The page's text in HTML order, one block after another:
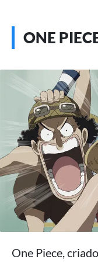
ONE
One Piece,